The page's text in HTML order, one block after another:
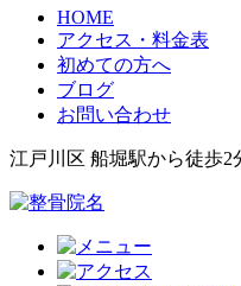
HOME
アクセス・料金表
初めての方へ
ブログ
お問い合わせ
江戸川区 船堀駅から徒歩2